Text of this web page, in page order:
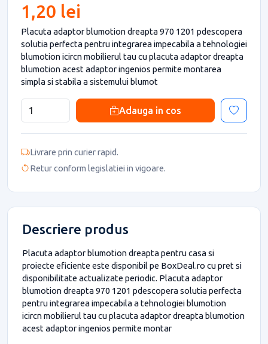
1,20 lei
Placuta adaptor blumotion dreapta 970 1201 pdescopera
solutia perfecta pentru integrarea impecabila a tehnologiei
blumotion icircn mobilierul tau cu placuta adaptor dreapta
blumotion acest adaptor ingenios permite montarea
simpla si stabila a sistemului blumot
Adauga in cos
Livrare prin curier rapid.
Retur conform legislatiei in vigoare.
Descriere produs
Placuta adaptor blumotion dreapta pentru casa si
proiecte eficiente este disponibil pe BoxDeal.ro cu pret si
disponibilitate actualizate periodic. Placuta adaptor
blumotion dreapta 970 1201 pdescopera solutia perfecta
pentru integrarea impecabila a tehnologiei blumotion
icircn mobilierul tau cu placuta adaptor dreapta blumotion
acest adaptor ingenios permite montar